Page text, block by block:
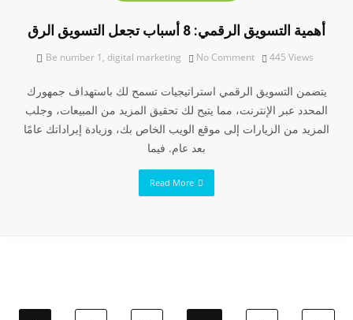
أهمية التسويق الرقمي: 8 أسباب تجعل التسويق الرق
Be number 1 , digital marketing No Comment 445 Views
يتضمن التسويق الرقمي استراتيجيات تسمح لك باستهداف جمهورك
المحدد عبر الإنترنت، مما يتيح لك تحقيق المزيد من المبيعات، وجلب
المزيد من الزيارات إلى موقع الويب الخاص بك، وزيادة إيراداتك عامًا
بعد عام. فيما
Read More